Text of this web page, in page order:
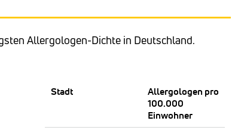
Allergologen-Dichte in Deutschland.
Stadt
Allergologen pro
100.000
Einwohner